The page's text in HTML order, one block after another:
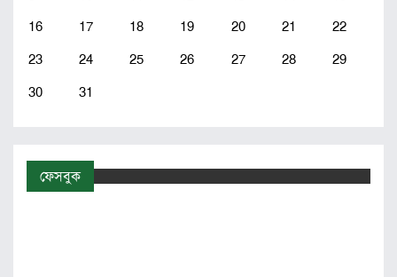
16
17 18 19 20 21
22
23
24 25 26 27 28
29
30
31
ফেসবুক